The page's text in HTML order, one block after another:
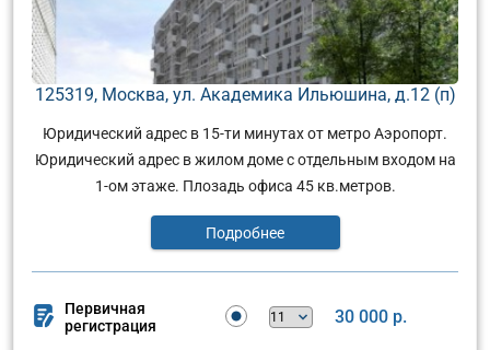
125319, Москва, ул. Академика Ильюшина, д.12 (п)
Юридический адрес в 15-ти минутах от метро Аэропорт.
Юридический адрес в жилом доме с отдельным входом на
1-ом этаже. Плозадь офиса 45 кв.метров.
Подробнее
Первичная
регистрация
30 000 р.